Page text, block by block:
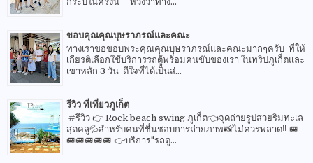
ขอบคุณคุณบุษราภรณ์และคณะ
ทางเราขอขอบพระคุณคุณบุษราภรณ์และคณะมากๆครับ ที่ให้
เกียรติเลือกใช้บริการรถตู้พร้อมคนขับของเรา ในทริปภูเก็ตและ
เขาหลัก 3 วัน ดีใจที่ได้เป็นส่...
รีวิว ที่เที่ยวภูเก็ต
#รีวิว 👉 Rock beach swing ภูเก็ต👈จุดถ่ายรูปสวยริมทะเล
สุดคลู💦สำหรับคนที่ชื่นชอบการถ่ายภาพ📸ไม่ควรพลาด‼️ 🚐
🚐🚐🚐🚐🚐 👉บริการ"รถตู...